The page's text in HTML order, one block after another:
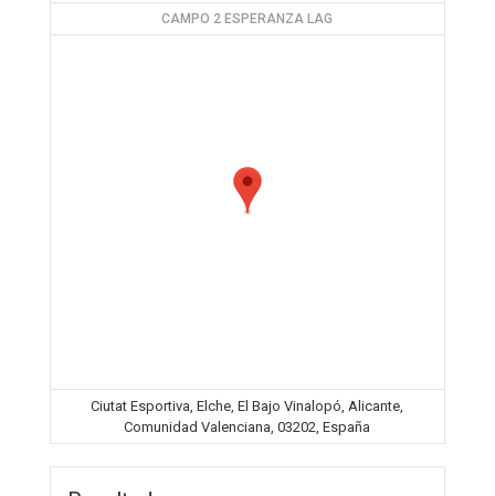
CAMPO 2 ESPERANZA LAG
Ciutat Esportiva, Elche, El Bajo Vinalopó, Alicante,
Comunidad Valenciana, 03202, España